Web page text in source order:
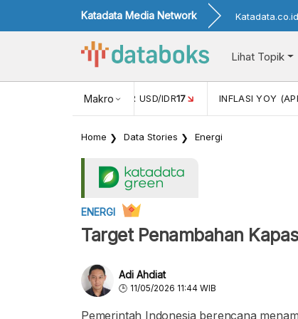
Katadata Media Network Katadata.co.id
Lihat Topik
Makro
NILAI TUKAR USD/IDR17 INFLASI YOY
Home Data Stories Energi
ENERGI
Target Penambahan
Adi Ahdiat
11/05/2026 11:44 WIB
Pemerintah Indonesia berencana